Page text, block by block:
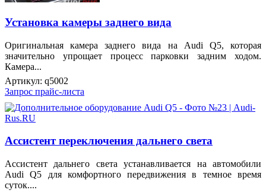
Установка камеры заднего вида
Оригинальная камера заднего вида на Audi Q5, которая
значительно упрощает процесс парковки задним ходом.
Камера...
Артикул: q5002
Запрос прайс-листа
Ассистент переключения дальнего света
Ассистент дальнего света устанавливается на автомобили
Audi Q5 для комфортного передвижения в темное время
суток....